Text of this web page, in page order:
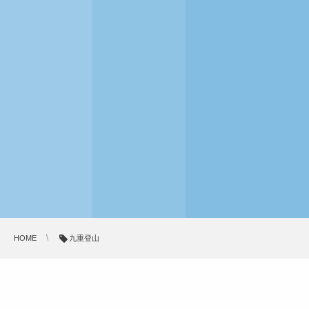
HOME 九重登山